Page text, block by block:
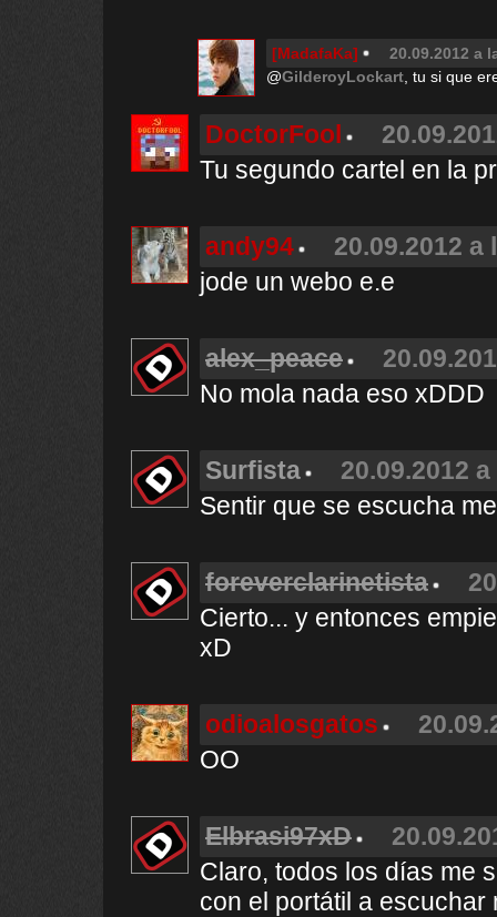
[MadafaKa]
20.09.2012 a
@GilderoyLockart , tu si que
DoctorFool
Tu segundo cartel en la
andy94
20.09.2012 a
jode un webo e.e
alex_peace
No mola nada eso xDDD
Surfista
20.09.2012
Sentir que se escucha
foreverclarinetista
Cierto... y entonces
xD
odioalosgatos
OO
Elbrasi97xD
Claro, todos los días me
con el portátil a escuchar